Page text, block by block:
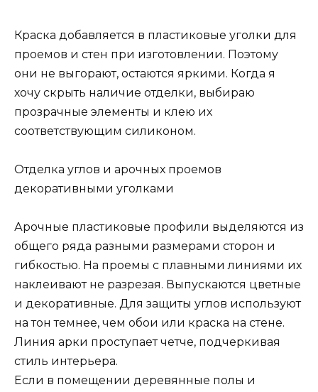
Краска добавляется в пластиковые уголки для
проемов и стен при изготовлении. Поэтому
они не выгорают, остаются яркими. Когда я
хочу скрыть наличие отделки, выбираю
прозрачные элементы и клею их
соответствующим силиконом.
Отделка углов и арочных проемов
декоративными уголками
Арочные пластиковые профили выделяются из
общего ряда разными размерами сторон и
гибкостью. На проемы с плавными линиями их
наклеивают не разрезая. Выпускаются цветные
и декоративные. Для защиты углов используют
на тон темнее, чем обои или краска на стене.
Линия арки проступает четче, подчеркивая
стиль интерьера.
Если в помещении деревянные полы и